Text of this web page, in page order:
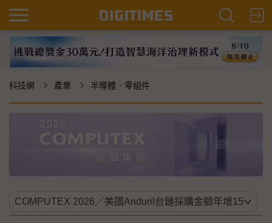
科技網 產業 半導體．零組件